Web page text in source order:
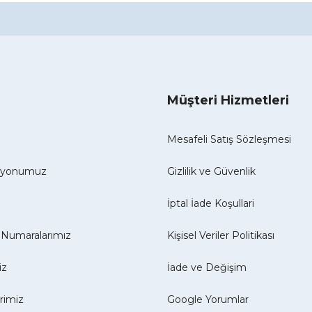
Müşteri Hizmetleri
Mesafeli Satış Sözleşmesi
Gizlilik ve Güvenlik
İptal İade Koşullari
Kişisel Veriler Politikası
İade ve Değişim
Google Yorumlar